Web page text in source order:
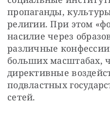
пропаганды,
религии. При этом
насилие через
различные
больших масштабах,
директивные
подвластных
сетей.